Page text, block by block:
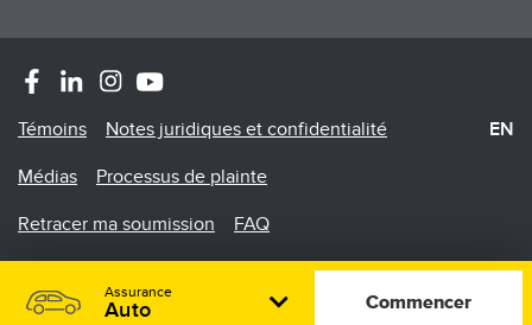
Assurance
Auto Commencer
Footer
Menu
Témoins
Notes juridiques et confidentialité
Médias
Processus de plainte
Retracer ma soumission
FAQ
EN
©2026 Promutuel Assurance est une agence en assurance
de dommages